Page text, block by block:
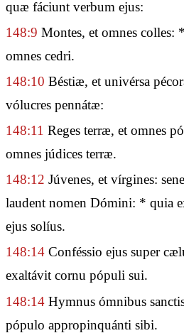
quæ fáciunt verbum ejus:
148:9 Montes, et omnes colles:
omnes cedri.
148:10 Béstiæ, et univérsa
vólucres pennátæ:
148:11 Reges terræ, et omnes
omnes júdices terræ.
148:12 Júvenes, et vírgines:
laudent nomen Dómini: * quia
ejus solíus.
148:14 Conféssio ejus super
exaltávit cornu pópuli sui.
148:14 Hymnus ómnibus
pópulo appropinquánti sibi.